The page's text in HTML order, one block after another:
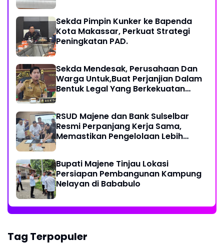
Sekda Pimpin Kunker ke Bapenda
Kota Makassar, Perkuat Strategi
Peningkatan PAD.
Sekda Mendesak, Perusahaan Dan
Warga Untuk,Buat Perjanjian Dalam
Bentuk Legal Yang Berkekuatan
RSUD Majene dan Bank Sulselbar
Resmi Perpanjang Kerja Sama,
Memastikan Pengelolaan Lebih
Bupati Majene Tinjau Lokasi
Persiapan Pembangunan Kampung
Nelayan di Bababulo
Tag Terpopuler